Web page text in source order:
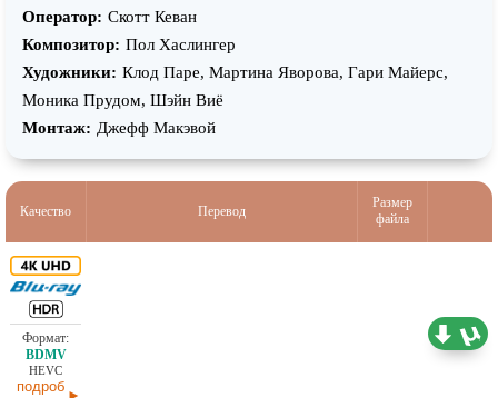
Оператор: Скотт Кеван
Композитор: Пол Хаслингер
Художники: Клод Паре, Мартина Яворова, Гари Майерс,
Моника Прудом, Шэйн Виё
Монтаж: Джефф Макэвой
Качество Перевод
Размер
файла
HEVC
подроб